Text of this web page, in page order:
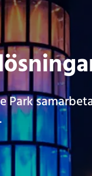
Park